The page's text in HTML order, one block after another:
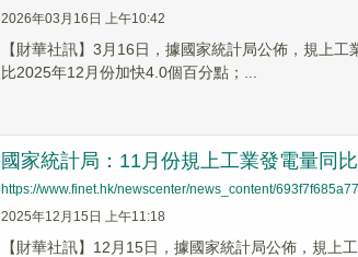
2026年03月16日 上午10:42
【財華社訊】3月16日，據國家統計局公佈，規上
比2025年12月份加快4.0個百分點；...
國家統計局：11月份規上工業發電量同
https://www.finet.hk/newscenter/news_content/
2025年12月15日 上午11:18
【財華社訊】12月15日，據國家統計局公佈，規